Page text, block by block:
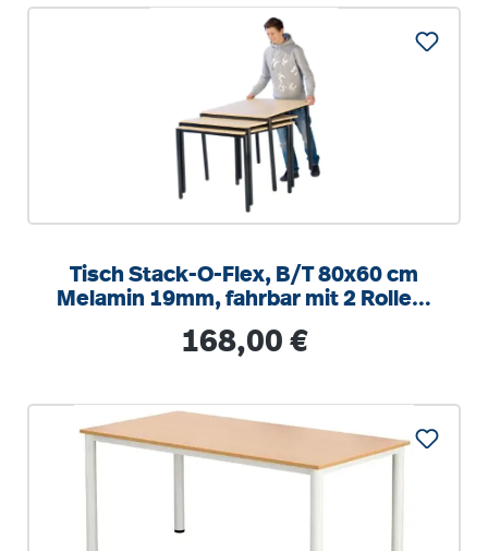
Tisch Stack-O-Flex, B/T 80x60 cm
Melamin 19mm, fahrbar mit 2 Rollen,
Regulärer Preis:
168,00 €